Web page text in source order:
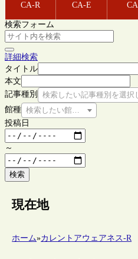
CA-R CA-E CA
検索フォーム
詳細検索
タイトル
本文
記事種別
検索したい記事種別を選択
館種 検索したい館種を選択してくだ
投稿日
～
検索
現在地
ホーム»カレントアウェアネス-R